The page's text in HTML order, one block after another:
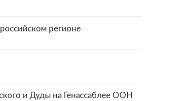
регионе
и Дуды на Генассаблее ООН